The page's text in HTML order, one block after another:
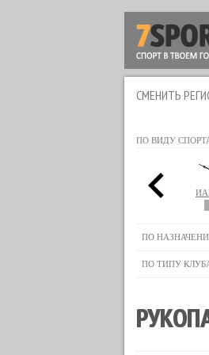
СМЕНИТЬ
ПО ВИДУ
ДЗЮДО
ПО
ПО ТИПУ